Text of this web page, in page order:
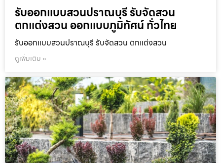
รับออกแบบสวนปราณบุรี รับจัดสวน
ตกแต่งสวน ออกแบบภูมิทัศน์ ทั่วไทย
รับออกแบบสวนปราณบุรี รับจัดสวน ตกแต่งสวน
ดูเพิ่มเติม »